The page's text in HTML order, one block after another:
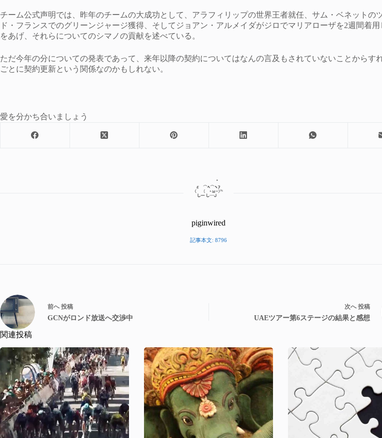
チーム公式声明では、昨年のチームの大成功として、アラフィリップの世界王者就任、サム・ベネットの
ド・フランスでのグリーンジャージ獲得、そしてジョアン・アルメイダがジロでマリアローザを2週間着用
をあげ、それらについてのシマノの貢献を述べている。
ただ今年の分についての発表であって、来年以降の契約についてはなんの言及もされていないことからす
ごとに契約更新という関係なのかもしれない。
愛を分かち合いましょう
piginwired
記事本文: 8796
前へ投稿
GCNがロンド放送へ交渉中
次へ投稿
UAEツアー第6ステージの結果と感想
関連投稿